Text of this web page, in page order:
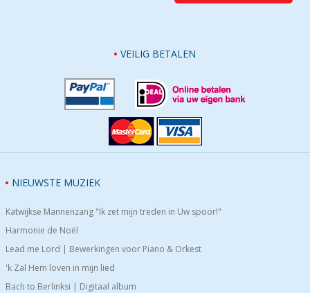
VEILIG BETALEN
NIEUWSTE MUZIEK
Katwijkse Mannenzang "Ik zet mijn treden in Uw spoor!"
Harmonie de Noël
Lead me Lord | Bewerkingen voor Piano & Orkest
'k Zal Hem loven in mijn lied
Bach to Berlinksi | Digitaal album